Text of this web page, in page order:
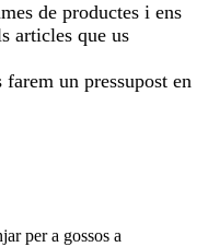
de productes i ens
articles que us
farem un pressupost en